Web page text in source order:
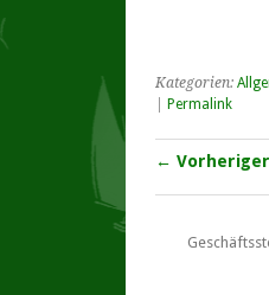
Kategorien:
Permalink
←